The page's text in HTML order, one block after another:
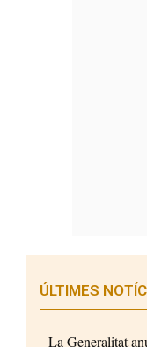
ÚLTIMES
La Generalitat